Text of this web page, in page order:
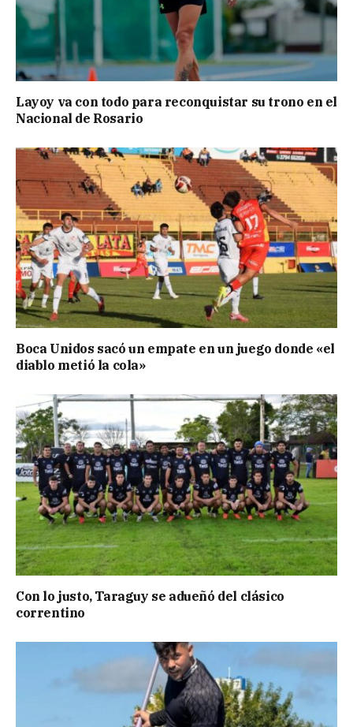
Layoy va con todo para reconquistar su trono en el
Nacional de Rosario
Boca Unidos sacó un empate en un juego donde «el
diablo metió la cola»
Con lo justo, Taraguy se adueñó del clásico
correntino